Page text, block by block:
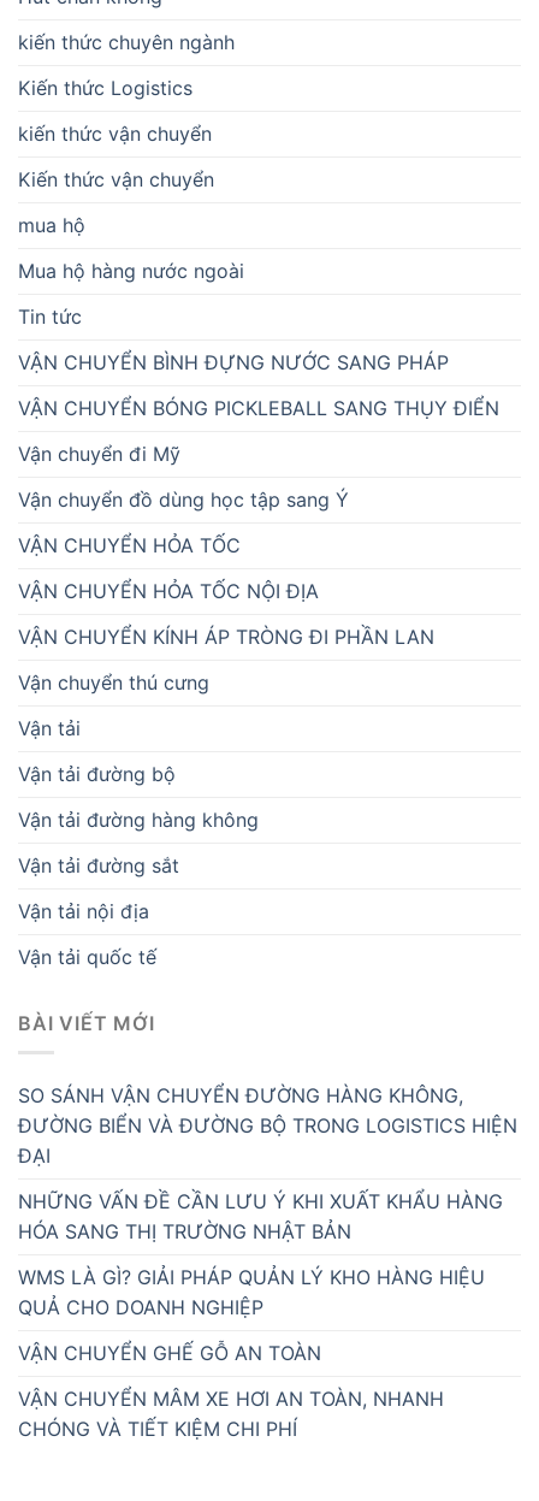
kiến thức chuyên ngành
Kiến thức Logistics
kiến thức vận chuyển
Kiến thức vận chuyển
mua hộ
Mua hộ hàng nước ngoài
Tin tức
VẬN CHUYỂN BÌNH ĐỰNG NƯỚC SANG PHÁP
VẬN CHUYỂN BÓNG PICKLEBALL SANG THỤY ĐIỂN
Vận chuyển đi Mỹ
Vận chuyển đồ dùng học tập sang Ý
VẬN CHUYỂN HỎA TỐC
VẬN CHUYỂN HỎA TỐC NỘI ĐỊA
VẬN CHUYỂN KÍNH ÁP TRÒNG ĐI PHẦN LAN
Vận chuyển thú cưng
Vận tải
Vận tải đường bộ
Vận tải đường hàng không
Vận tải đường sắt
Vận tải nội địa
Vận tải quốc tế
BÀI VIẾT MỚI
SO SÁNH VẬN CHUYỂN ĐƯỜNG HÀNG KHÔNG,
ĐƯỜNG BIỂN VÀ ĐƯỜNG BỘ TRONG LOGISTICS HIỆN
ĐẠI
NHỮNG VẤN ĐỀ CẦN LƯU Ý KHI XUẤT KHẨU HÀNG
HÓA SANG THỊ TRƯỜNG NHẬT BẢN
WMS LÀ GÌ? GIẢI PHÁP QUẢN LÝ KHO HÀNG HIỆU
QUẢ CHO DOANH NGHIỆP
VẬN CHUYỂN GHẾ GỖ AN TOÀN
VẬN CHUYỂN MÂM XE HƠI AN TOÀN, NHANH
CHÓNG VÀ TIẾT KIỆM CHI PHÍ